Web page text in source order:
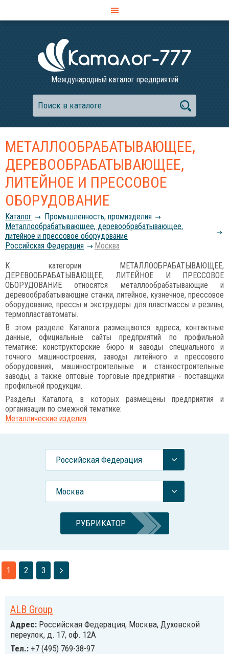
Международный каталог предприятий
МЕТАЛЛООБРАБАТЫВАЮЩЕЕ,
ДЕРЕВООБРАБАТЫВАЮЩЕЕ,
ЛИТЕЙНОЕ И ПРЕССОВОЕ
ОБОРУДОВАНИЕ
Каталог
Промышленность, промизделия
Металлообрабатывающее, деревообрабатывающее,
литейное и прессовое оборудование
Российcкая Федерация
Москва
К категории МЕТАЛЛООБРАБАТЫВАЮЩЕЕ,
ДЕРЕВООБРАБАТЫВАЮЩЕЕ, ЛИТЕЙНОЕ И ПРЕССОВОЕ
ОБОРУДОВАНИЕ относятся металлообрабатывающие и
деревообрабатывающие станки, литейное, кузнечное, прессовое
оборудование, прессы и экструдеры для пластмассы и резины,
термопластавтоматы.
В этом разделе Каталога размещаются адреса, контактные
данные, официальные сайты предприятий по профильной
тематике: конструкторские бюро и заводы специального и
точного машиностроения, заводы литейного и прессового
оборудования, машиностроительные и станкостроительные
заводы, а также оптовые торговые предприятия - поставщики
профильной продукции.
Разделы Каталога, в которых размещены предприятия и
организации по смежной тематике:
Металлические изделия
Российcкая Федерация
Москва
РУБРИКАТОР
1 2 3
ALB Group
Адрес: Российcкая Федерация, Москва, Духовской
переулок, д. 17, оф. 12А
Тел.: +7 (495) 769-38-97